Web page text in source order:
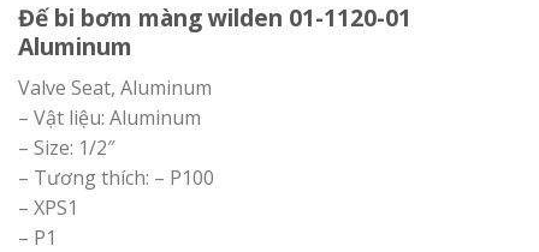
Đế bi bơm màng wilden 01-1120-01
Aluminum
Valve Seat, Aluminum
– Vật liệu: Aluminum
– Size: 1/2″
– Tương thích: – P100
– XPS1
– P1